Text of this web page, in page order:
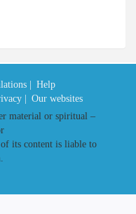
|
Help
|
Our websites
material or spiritual –
its content is liable to